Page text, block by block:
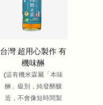
台灣 超用心製作 有
機味醂
(這有機米霖屬「本味
醂」級別，純發酵釀
造，不會像短時間製